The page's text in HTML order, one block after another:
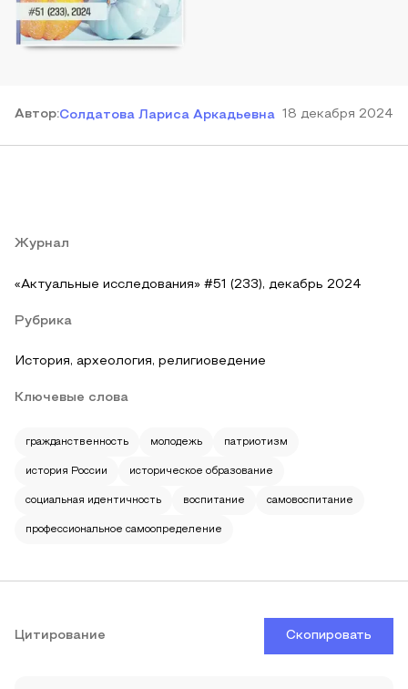
Автор:Солдатова Лариса Аркадьевна 18 декабря 2024
Журнал
«Актуальные исследования» #51 (233), декабрь 2024
Рубрика
История, археология, религиоведение
Ключевые слова
гражданственность молодежь патриотизм
история России историческое образование
социальная идентичность воспитание самовоспитание
профессиональное самоопределение
Цитирование Скопировать